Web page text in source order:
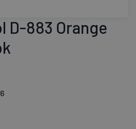
883 Orange